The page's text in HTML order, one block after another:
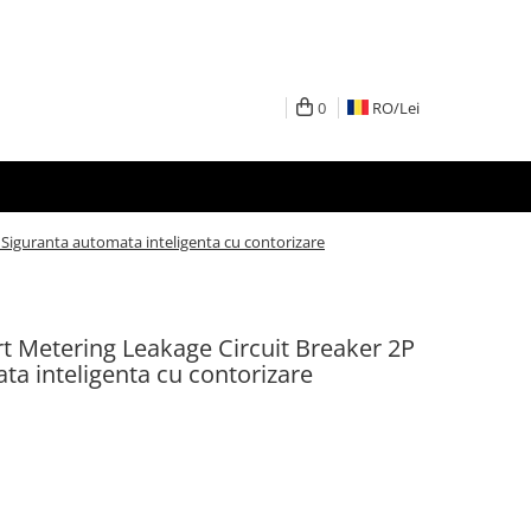
0 RO/Lei
automata inteligenta cu contorizare
Metering Leakage Circuit Breaker 2P
inteligenta cu contorizare